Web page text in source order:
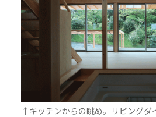
↑キッチンからの眺め。リビングダ